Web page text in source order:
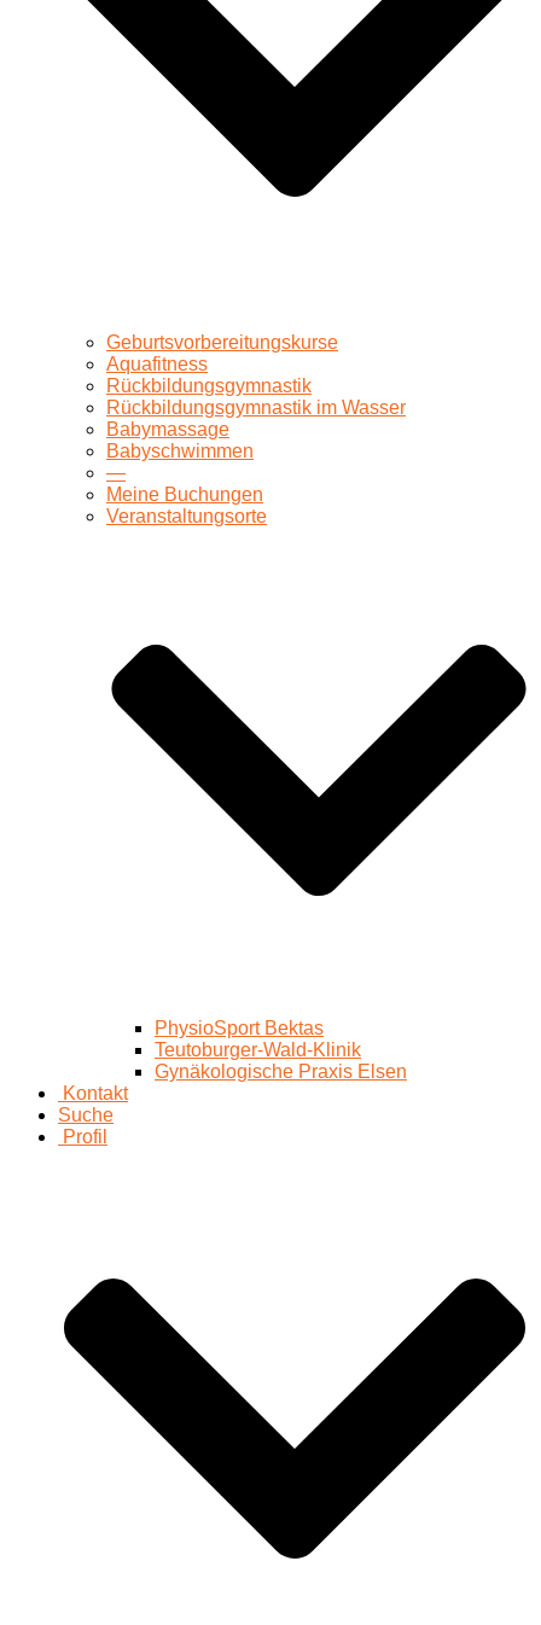
Geburtsvorbereitungskurse
Aquafitness
Rückbildungsgymnastik
Rückbildungsgymnastik im Wasser
Babymassage
Babyschwimmen
—
Meine Buchungen
Veranstaltungsorte
PhysioSport Bektas
Teutoburger-Wald-Klinik
Gynäkologische Praxis Elsen
Kontakt
Suche
Profil